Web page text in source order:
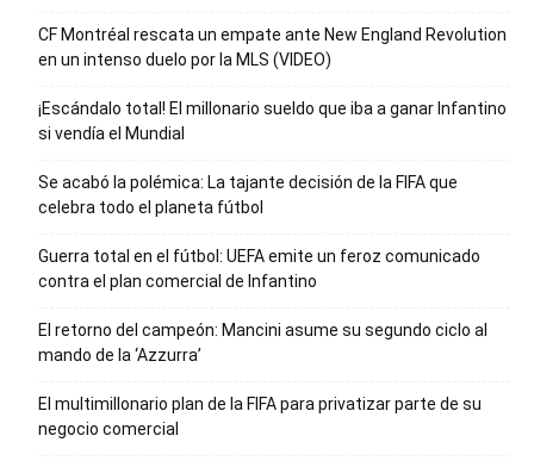
CF Montréal rescata un empate ante New England Revolution
en un intenso duelo por la MLS (VIDEO)
¡Escándalo total! El millonario sueldo que iba a ganar Infantino
si vendía el Mundial
Se acabó la polémica: La tajante decisión de la FIFA que
celebra todo el planeta fútbol
Guerra total en el fútbol: UEFA emite un feroz comunicado
contra el plan comercial de Infantino
El retorno del campeón: Mancini asume su segundo ciclo al
mando de la ‘Azzurra’
El multimillonario plan de la FIFA para privatizar parte de su
negocio comercial